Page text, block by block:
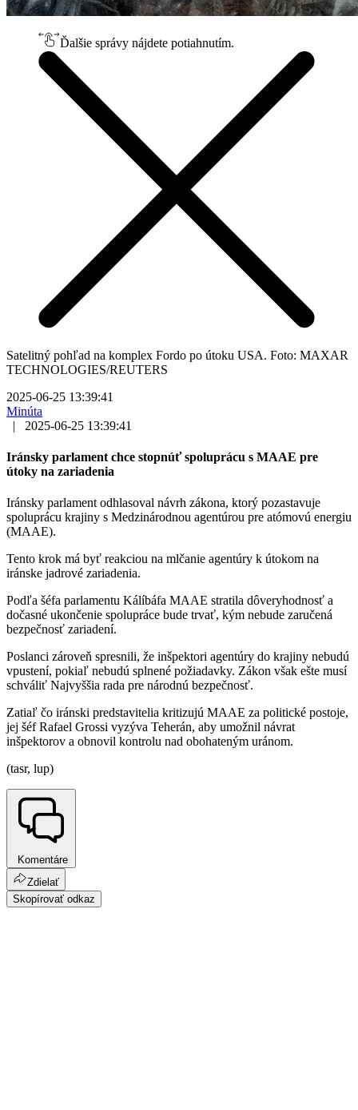
Ďalšie správy nájdete potiahnutím.
Satelitný pohľad na komplex Fordo po útoku USA. Foto: MAXAR
TECHNOLOGIES/REUTERS
2025-06-25 13:39:41
Minúta
|
2025-06-25 13:39:41
Iránsky parlament chce stopnúť spoluprácu s MAAE pre
útoky na zariadenia
Iránsky parlament odhlasoval návrh zákona, ktorý pozastavuje
spoluprácu krajiny s Medzinárodnou agentúrou pre atómovú energiu
(MAAE).
Tento krok má byť reakciou na mlčanie agentúry k útokom na
iránske jadrové zariadenia.
Podľa šéfa parlamentu Kálíbáfa MAAE stratila dôveryhodnosť a
dočasné ukončenie spolupráce bude trvať, kým nebude zaručená
bezpečnosť zariadení.
Poslanci zároveň spresnili, že inšpektori agentúry do krajiny nebudú
vpustení, pokiaľ nebudú splnené požiadavky. Zákon však ešte musí
schváliť Najvyššia rada pre národnú bezpečnosť.
Zatiaľ čo iránski predstavitelia kritizujú MAAE za politické postoje,
jej šéf Rafael Grossi vyzýva Teherán, aby umožnil návrat
inšpektorov a obnovil kontrolu nad obohateným uránom.
(tasr, lup)
Komentáre
Zdielať
Skopírovať odkaz